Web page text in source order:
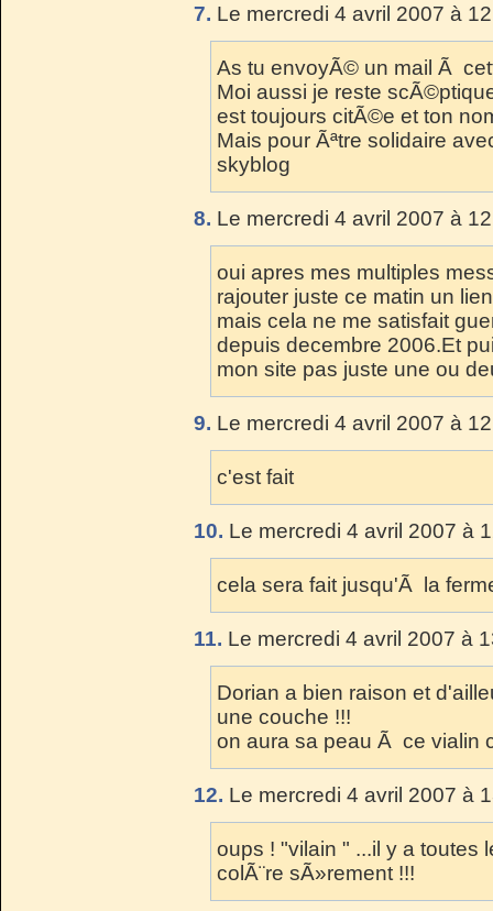
7. Le mercredi 4 avril 2007 à
As tu envoyÃ© un mail Ã
Moi aussi je reste
est toujours citÃ©e et ton
Mais pour Ãªtre solidaire
skyblog
8. Le mercredi 4 avril 2007 à
oui apres mes multiples
rajouter juste ce matin un
mais cela ne me satisfait
depuis decembre 2006.Et
mon site pas juste une ou
9. Le mercredi 4 avril 2007 à
c'est fait
10. Le mercredi 4 avril 2007 à
cela sera fait jusqu'Ã la
11. Le mercredi 4 avril 2007 à
Dorian a bien raison et
une couche !!!
on aura sa peau Ã ce vialin
12. Le mercredi 4 avril 2007 à
oups ! "vilain " ...il y a toutes
colÃ¨re sÃ»rement !!!